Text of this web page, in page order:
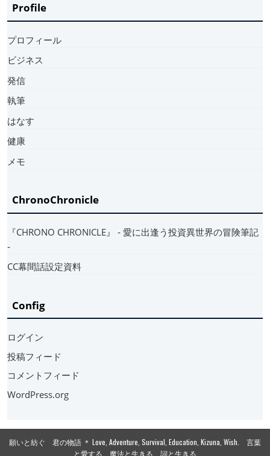
Profile
プロフィール
ビジネス
発信
執筆
はなす
健康
メモ
ChronoChronicle
『CHRONO CHRONICLE』 ‐ 愛に出逢う投資異世界の冒険筆記
‐
CC幕間話設定資料
Config
ログイン
投稿フィード
コメントフィード
WordPress.org
願いと紡ぐ 君の物語 ＊ Love, Adventure, Survival, Education, Kizuna, Wish. 言葉
と愛する 魔法と生きる 詞と生きる